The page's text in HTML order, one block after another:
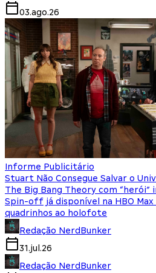
03.ago.26
Informe Publicitário
Stuart Não Consegue Salvar o
The Big Bang Theory com “herói”
Spin-off já disponível na HBO Max
quadrinhos ao holofote
Redação NerdBunker
31.jul.26
Redação NerdBunker